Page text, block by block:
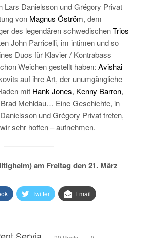
Lars Danielsson und Grégory Privat
von Magnus Öström, dem
des legendären schwedischenTrios
John Parricelli, im intimen und so
Duos für Klavier / Kontrabass
Weichen gestellt haben: Avishai
auf ihre Art, der unumgängliche
mit Hank Jones, Kenny Barron,
Mehldau… Eine Geschichte, in
und Grégory Privat treten,
sehr hoffen – aufnehmen.
am Freitag den 21. März
Twitter Email